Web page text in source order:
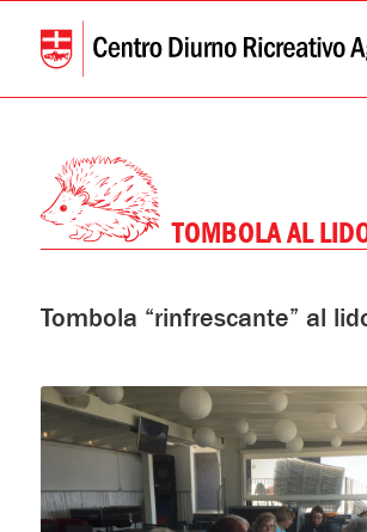
TOMBOLA AL
Tombola “rinfrescante” al